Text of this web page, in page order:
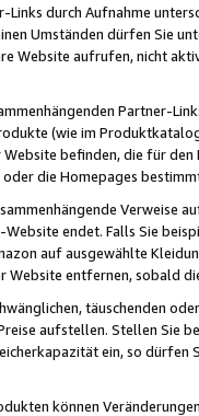
Links durch Aufnahme
Umständen dürfen Sie
Website aufrufen, nicht
Partner-
(wie im
befinden, die für
oder die Homepages
endet. Falls Sie
auf ausgewählte
Website entfernen, sobald
täuschenden
aufstellen. Stellen Sie
ein, so dürfen
können